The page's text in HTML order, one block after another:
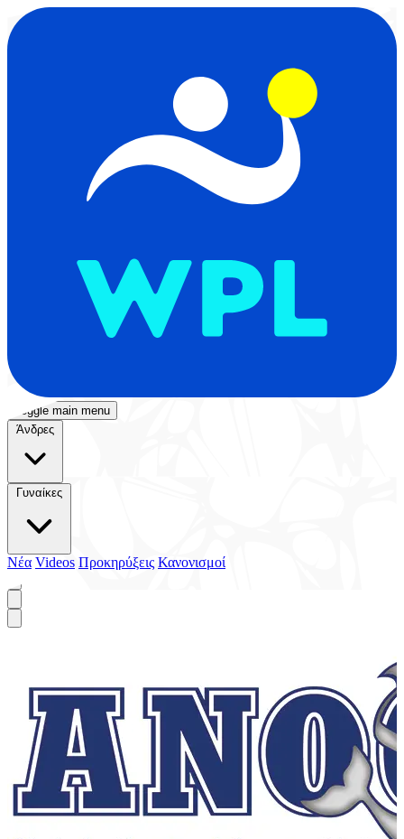
Toggle main menu
Άνδρες
Γυναίκες
Νέα Videos Προκηρύξεις Κανονισμοί